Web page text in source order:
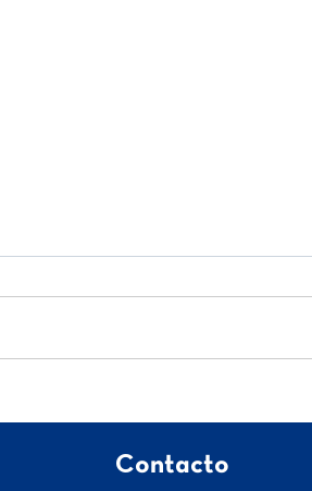
humanas
Contacto